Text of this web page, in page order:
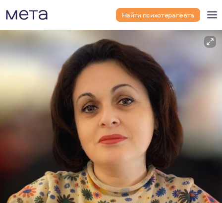
Найти психотерапевта